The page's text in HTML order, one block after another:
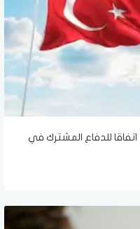
للدفاع المشترك في